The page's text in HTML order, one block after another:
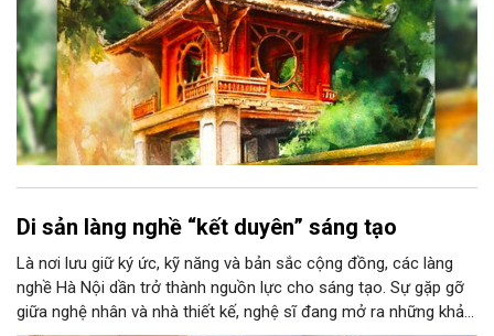
Di sản làng nghề “kết duyên” sáng tạo
Là nơi lưu giữ ký ức, kỹ năng và bản sắc cộng đồng, các làng
nghề Hà Nội dần trở thành nguồn lực cho sáng tạo. Sự gặp gỡ
giữa nghệ nhân và nhà thiết kế, nghệ sĩ đang mở ra những khả